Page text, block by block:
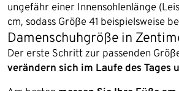
ungefähr einer Innensohlenlänge
cm, sodass Größe 41 beispielsweise
Damenschuhgröße in
Der erste Schritt zur passenden
verändern sich im Laufe des Tages